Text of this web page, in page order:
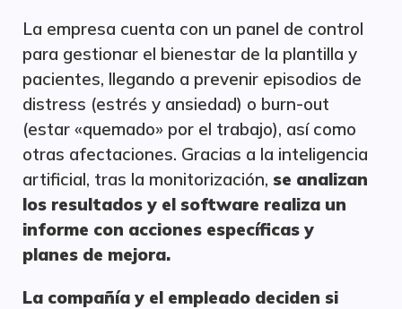
La empresa cuenta con un panel de control
para gestionar el bienestar de la plantilla y
pacientes, llegando a prevenir episodios de
distress (estrés y ansiedad) o burn-out
(estar «quemado» por el trabajo), así como
otras afectaciones. Gracias a la inteligencia
artificial, tras la monitorización, se analizan
los resultados y el software realiza un
informe con acciones específicas y
planes de mejora.
La compañía y el empleado deciden si